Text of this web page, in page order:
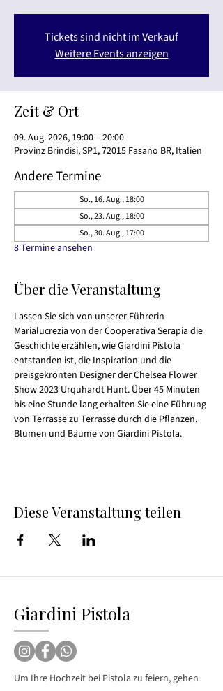
Tickets sind nicht im Verkauf
Weitere Events anzeigen
Zeit & Ort
09. Aug. 2026, 19:00 – 20:00
Provinz Brindisi, SP1, 72015 Fasano BR, Italien
Andere Termine
So., 16. Aug., 18:00
So., 23. Aug., 18:00
So., 30. Aug., 17:00
8 Termine ansehen
Über die Veranstaltung
Lassen Sie sich von unserer Führerin
Marialucrezia von der Cooperativa Serapia die
Geschichte erzählen, wie Giardini Pistola
entstanden ist, die Inspiration und die
preisgekrönten Designer der Chelsea Flower
Show 2023 Urquhardt Hunt. Über 45 Minuten
bis eine Stunde lang erhalten Sie eine Führung
von Terrasse zu Terrasse durch die Pflanzen,
Blumen und Bäume von Giardini Pistola.
Diese Veranstaltung teilen
Giardini Pistola
Um Ihre Hochzeit bei Pistola zu feiern, gehen